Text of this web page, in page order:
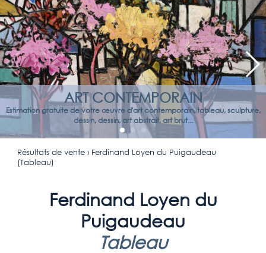
ART CONTEMPORAIN
Estimation gratuite de votre œuvre d'art contemporain, tableau, sculpture,
dessin, dessin, art abstrait, art brut...
Résultats de vente› Ferdinand Loyen du Puigaudeau
(Tableau)
Ferdinand Loyen du
Puigaudeau
Tableau